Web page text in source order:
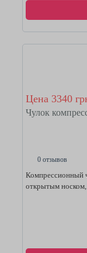
Цена 3340
Чулок
0 отзывов
Компрессионный
открытым носком,